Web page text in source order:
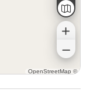
©
OpenStreetMap